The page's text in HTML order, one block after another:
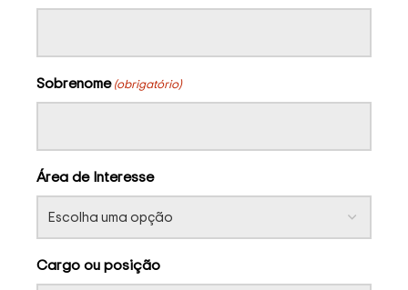
Sobrenome (obrigatório)
Área de Interesse
Cargo ou posição